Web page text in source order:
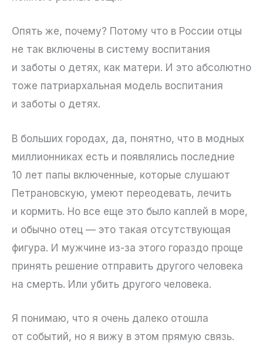
Опять же, почему? Потому что в России отцы
не так включены в систему воспитания
и заботы о детях, как матери. И это абсолютно
тоже патриархальная модель воспитания
и заботы о детях.
В больших городах, да, понятно, что в модных
миллионниках есть и появлялись последние
10 лет папы включенные, которые слушают
Петрановскую, умеют переодевать, лечить
и кормить. Но все еще это было каплей в море,
и обычно отец — это такая отсутствующая
фигура. И мужчине из-за этого гораздо проще
принять решение отправить другого человека
на смерть. Или убить другого человека.
Я понимаю, что я очень далеко отошла
от событий, но я вижу в этом прямую связь.